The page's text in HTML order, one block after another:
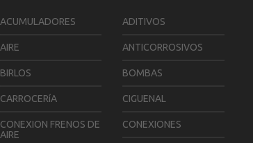
ACUMULADORES ADITIVOS
AIRE ANTICORROSIVOS
BIRLOS BOMBAS
CARROCERíA CIGUENAL
CONEXION FRENOS DE
AIRE
CONEXIONES